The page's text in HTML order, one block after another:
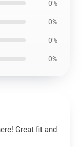
0%
0%
0%
0%
Great fit and